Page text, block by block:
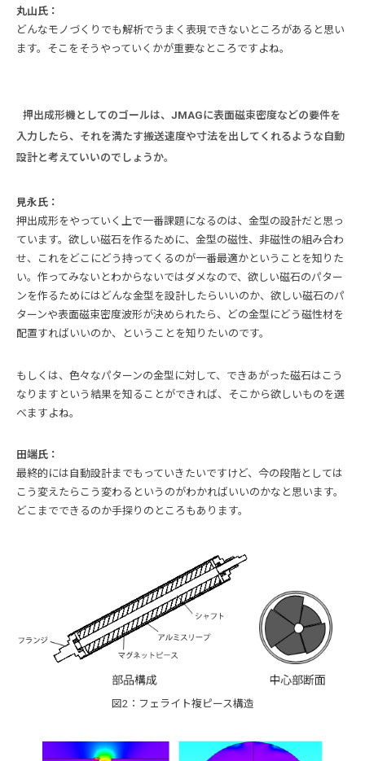
丸山氏：
どんなモノづくりでも解析でうまく表現できないところがあると思い
ます。そこをそうやっていくかが重要なところですよね。
押出成形機としてのゴールは、JMAGに表面磁束密度などの要件を
入力したら、それを満たす搬送速度や寸法を出してくれるような自動
設計と考えていいのでしょうか。
見永氏：
押出成形をやっていく上で一番課題になるのは、金型の設計だと思っ
ています。欲しい磁石を作るために、金型の磁性、非磁性の組み合わ
せ、これをどこにどう持ってくるのが一番最適かということを知りた
い。作ってみないとわからないではダメなので、欲しい磁石のパター
ンを作るためにはどんな金型を設計したらいいのか、欲しい磁石のパ
ターンや表面磁束密度波形が決められたら、どの金型にどう磁性材を
配置すればいいのか、ということを知りたいのです。
もしくは、色々なパターンの金型に対して、できあがった磁石はこう
なりますという結果を知ることができれば、そこから欲しいものを選
べますよね。
田端氏：
最終的には自動設計までもっていきたいですけど、今の段階としては
こう変えたらこう変わるというのがわかればいいのかなと思います。
どこまでできるのか手探りのところもあります。
図2：フェライト複ピース構造